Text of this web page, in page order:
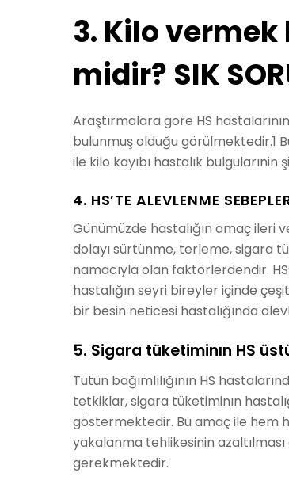
3. Kilo vermek
midir? SIK
Araştırmalara gore HS
bulunmuş olduğu görülmektedir.1
ile kilo kayıbı hastalık
4. HS’TE ALEVLENME
Günümüzde hastalığın amaç ileri
dolayı sürtünme, terleme, sigara
namacıyla olan faktörlerdendir.
hastalığın seyri bireyler içinde
bir besin neticesi hastalığında
5. Sigara tüketiminın HS
Tütün bağımlılığının HS
tetkiklar, sigara tüketiminın
göstermektedir. Bu amaç ile hem
yakalanma tehlikesinin
gerekmektedir.